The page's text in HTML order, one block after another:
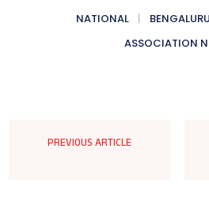
NATIONAL
ASSOCIATION
PREVIOUS ARTICLE